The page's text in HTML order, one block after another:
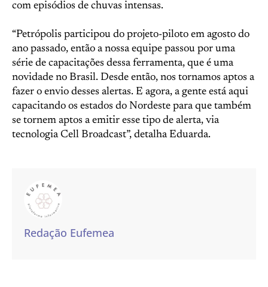
com episódios de chuvas intensas.
“Petrópolis participou do projeto-piloto em agosto do
ano passado, então a nossa equipe passou por uma
série de capacitações dessa ferramenta, que é uma
novidade no Brasil. Desde então, nos tornamos aptos a
fazer o envio desses alertas. E agora, a gente está aqui
capacitando os estados do Nordeste para que também
se tornem aptos a emitir esse tipo de alerta, via
tecnologia Cell Broadcast”, detalha Eduarda.
Redação Eufemea